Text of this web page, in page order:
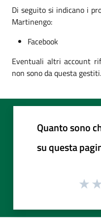
Di seguito si indicano i
Martinengo:
Facebook
Eventuali altri account
non sono da questa gestiti.
Quanto sono
su questa